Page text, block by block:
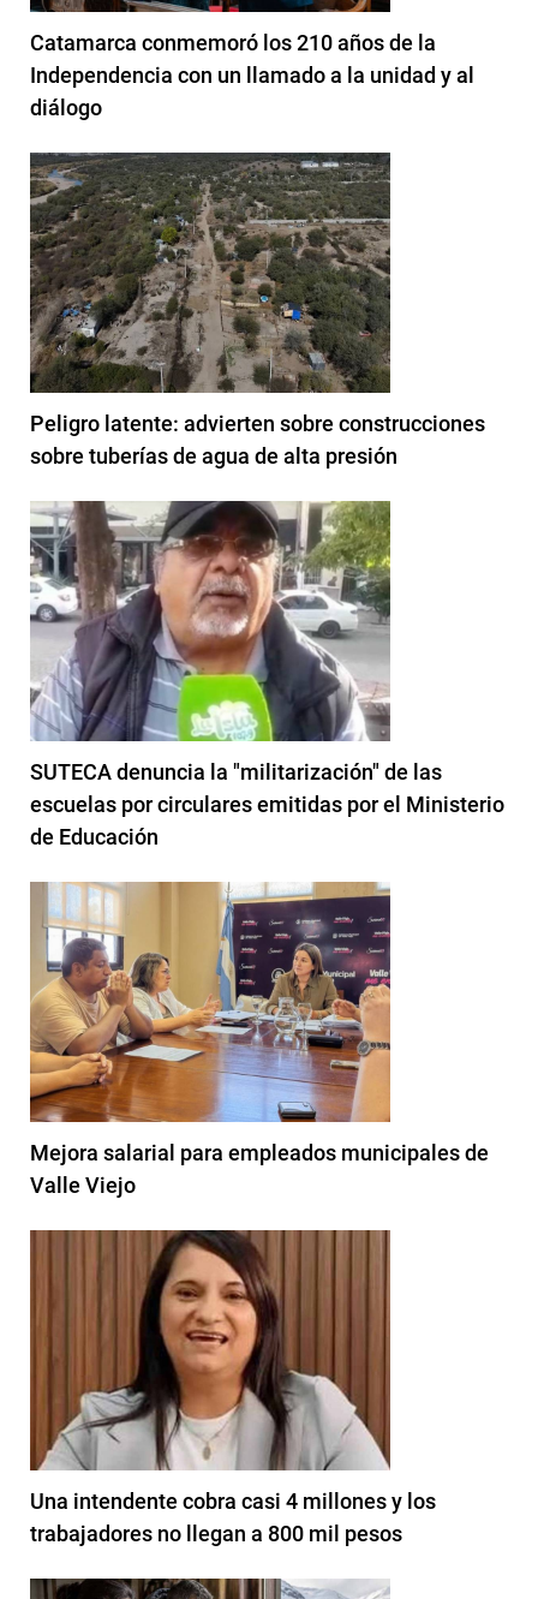
Catamarca conmemoró los 210 años de la
Independencia con un llamado a la unidad y al
diálogo
Peligro latente: advierten sobre construcciones
sobre tuberías de agua de alta presión
SUTECA denuncia la "militarización" de las
escuelas por circulares emitidas por el Ministerio
de Educación
Mejora salarial para empleados municipales de
Valle Viejo
Una intendente cobra casi 4 millones y los
trabajadores no llegan a 800 mil pesos